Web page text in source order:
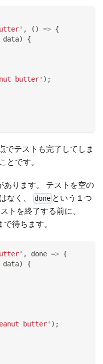
, ( ) => {
data)
{
butter' ) ;
でテストも完了してしま
とです。
あります。 テストを空の
なく、
done という１つ
トを終了する前に、
待ちます。
, done => {
data)
{
butter' ) ;